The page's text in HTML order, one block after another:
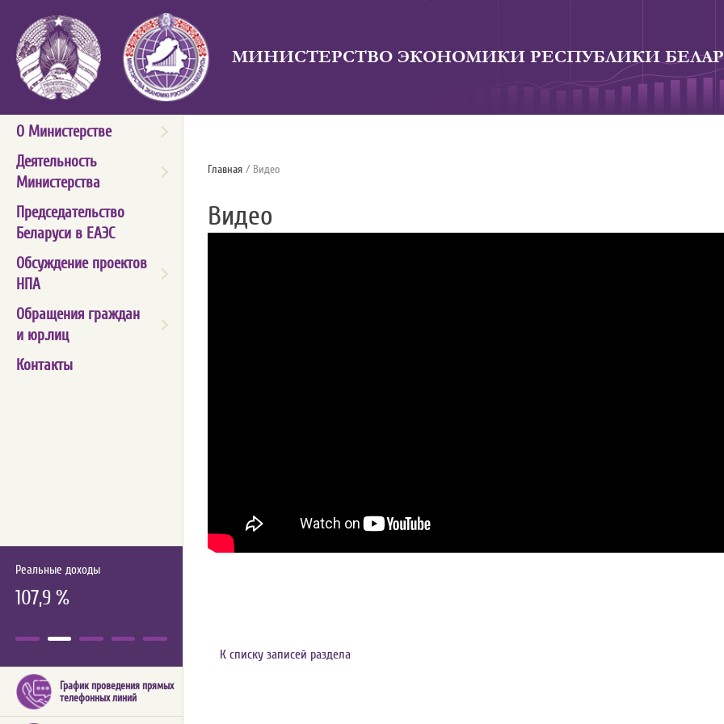
МИНИСТЕРСТВО ЭКОНОМИКИ РЕСПУБЛИКИ
О Министерстве
Деятельность
Министерства
Председательство
Беларуси в ЕАЭС
Обсуждение проектов
НПА
Обращения граждан
и юр.лиц
Контакты
Реальные доходы
107,9 %
График проведения прямых
телефонных линий
Главная / Видео
Видео
К списку записей раздела